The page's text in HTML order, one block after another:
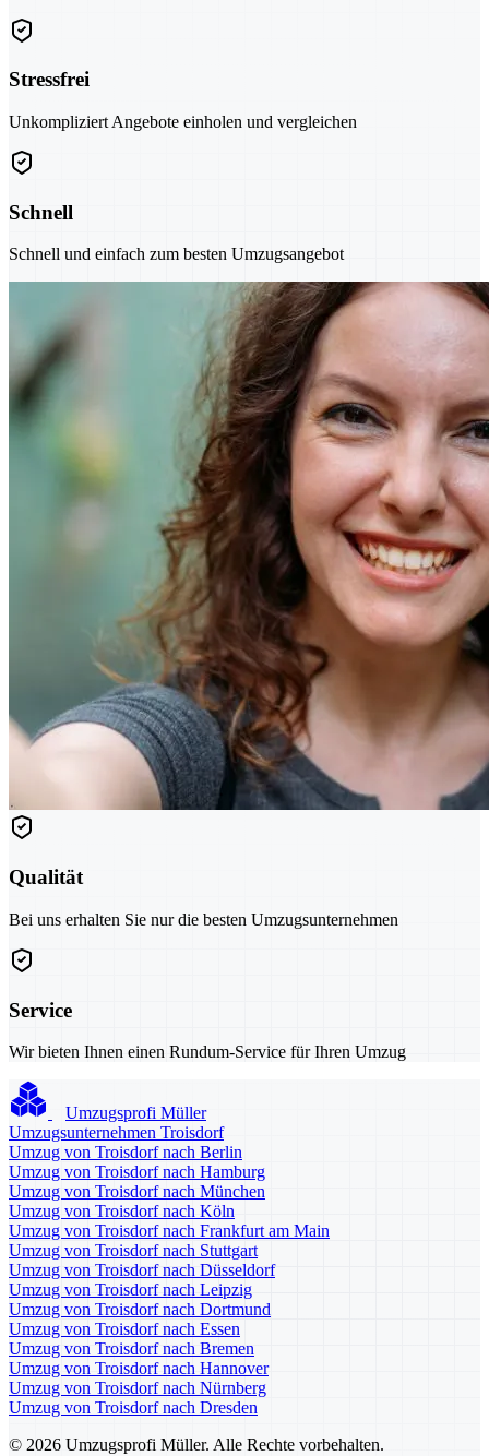
Stressfrei
Unkompliziert Angebote einholen und vergleichen
Schnell
Schnell und einfach zum besten Umzugsangebot
Qualität
Bei uns erhalten Sie nur die besten Umzugsunternehmen
Service
Wir bieten Ihnen einen Rundum-Service für Ihren Umzug
Umzugsprofi Müller
Umzugsunternehmen Troisdorf
Umzug von Troisdorf nach Berlin
Umzug von Troisdorf nach Hamburg
Umzug von Troisdorf nach München
Umzug von Troisdorf nach Köln
Umzug von Troisdorf nach Frankfurt am Main
Umzug von Troisdorf nach Stuttgart
Umzug von Troisdorf nach Düsseldorf
Umzug von Troisdorf nach Leipzig
Umzug von Troisdorf nach Dortmund
Umzug von Troisdorf nach Essen
Umzug von Troisdorf nach Bremen
Umzug von Troisdorf nach Hannover
Umzug von Troisdorf nach Nürnberg
Umzug von Troisdorf nach Dresden
© 2026 Umzugsprofi Müller. Alle Rechte vorbehalten.